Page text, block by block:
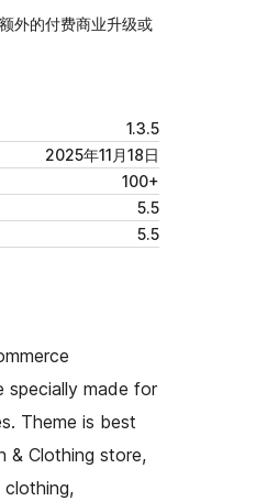
外的付费商业升级或
1.3.5
2025年11月18日
100+
5.5
5.5
specially made for
Theme is best
& Clothing store,
clothing,